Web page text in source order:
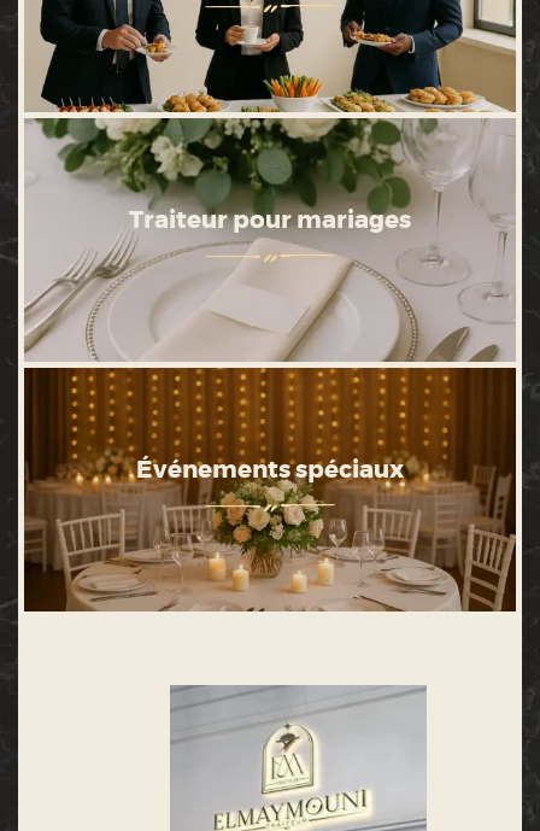
Traiteur pour mariages
Événements spéciaux